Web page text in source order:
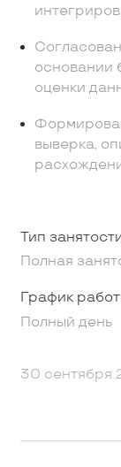
основании
оценки
выверка,
Тип
Полная
График
Полный день
30 сентября